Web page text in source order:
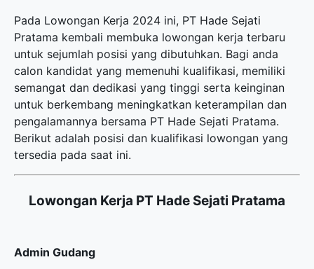
Pada Lowongan Kerja 2024 ini, PT Hade Sejati
Pratama kembali membuka lowongan kerja terbaru
untuk sejumlah posisi yang dibutuhkan. Bagi anda
calon kandidat yang memenuhi kualifikasi, memiliki
semangat dan dedikasi yang tinggi serta keinginan
untuk berkembang meningkatkan keterampilan dan
pengalamannya bersama PT Hade Sejati Pratama.
Berikut adalah posisi dan kualifikasi lowongan yang
tersedia pada saat ini.
Lowongan Kerja PT Hade Sejati Pratama
Admin Gudang